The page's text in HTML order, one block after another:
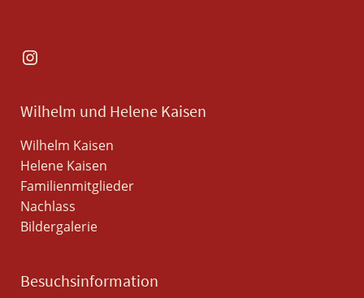
Instagram
Wilhelm und Helene Kaisen
Wilhelm Kaisen
Helene Kaisen
Familienmitglieder
Nachlass
Bildergalerie
Besuchsinformation